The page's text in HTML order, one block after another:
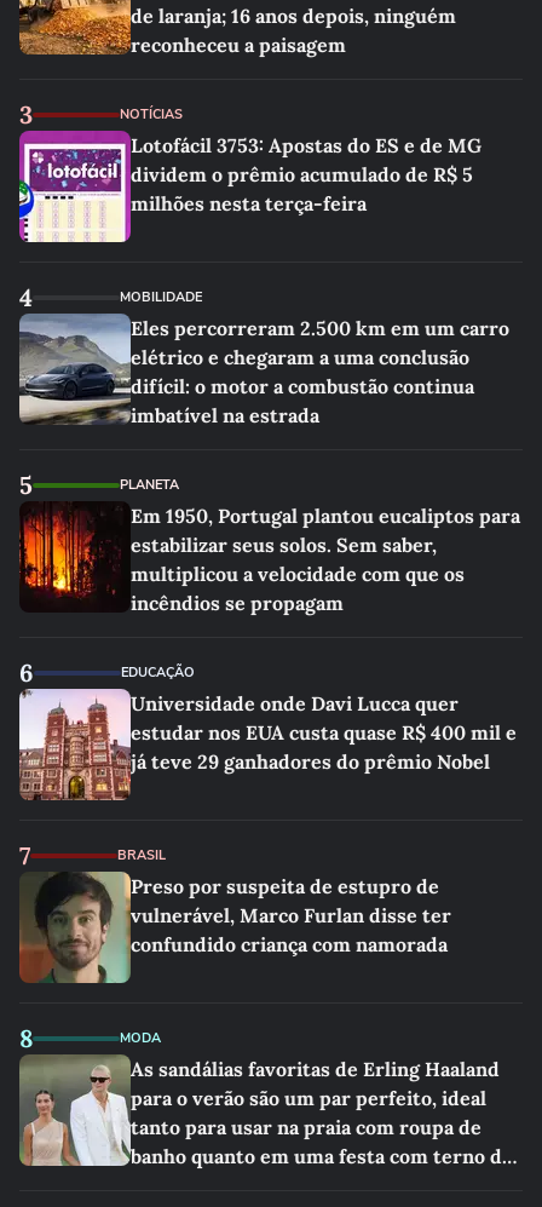
de laranja; 16 anos depois, ninguém
reconheceu a paisagem
3 NOTÍCIAS
Lotofácil 3753: Apostas do ES e de MG
dividem o prêmio acumulado de R$ 5
milhões nesta terça-feira
4 MOBILIDADE
Eles percorreram 2.500 km em um carro
elétrico e chegaram a uma conclusão
difícil: o motor a combustão continua
imbatível na estrada
5 PLANETA
Em 1950, Portugal plantou eucaliptos para
estabilizar seus solos. Sem saber,
multiplicou a velocidade com que os
incêndios se propagam
6 EDUCAÇÃO
Universidade onde Davi Lucca quer
estudar nos EUA custa quase R$ 400 mil e
já teve 29 ganhadores do prêmio Nobel
7 BRASIL
Preso por suspeita de estupro de
vulnerável, Marco Furlan disse ter
confundido criança com namorada
8 MODA
As sandálias favoritas de Erling Haaland
para o verão são um par perfeito, ideal
tanto para usar na praia com roupa de
banho quanto em uma festa com terno de